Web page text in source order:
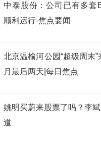
中泰股份：公司已有多套
顺利运行-焦点要闻
北京温榆河公园“超级周末
月最后两天|每日焦点
姚明买蔚来股票了吗？李
道